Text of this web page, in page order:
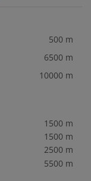
500 m
6500 m
10000 m
1500 m
1500 m
2500 m
5500 m